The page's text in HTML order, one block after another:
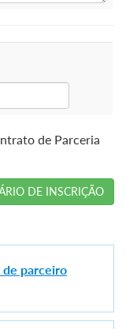
de Parceria
DE INSCRIÇÃO
de parceiro